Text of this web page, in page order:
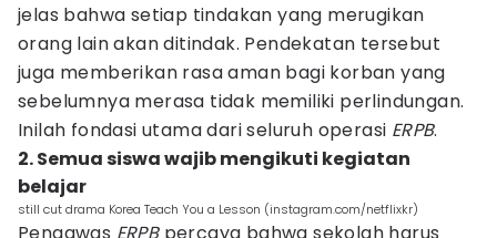
jelas bahwa setiap tindakan yang merugikan
orang lain akan ditindak. Pendekatan tersebut
juga memberikan rasa aman bagi korban yang
sebelumnya merasa tidak memiliki perlindungan.
Inilah fondasi utama dari seluruh operasi ERPB.
2. Semua siswa wajib mengikuti kegiatan
belajar
still cut drama Korea Teach You a Lesson (instagram.com/netflixkr)